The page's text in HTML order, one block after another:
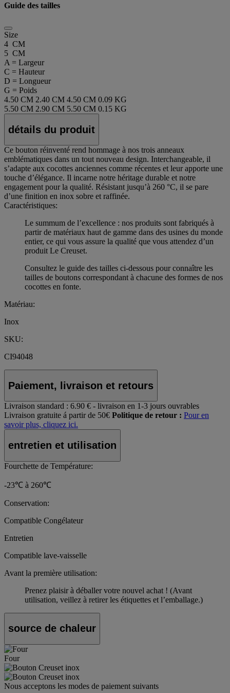
Guide des tailles
Size
4 CM
5 CM
A = Largeur
C = Hauteur
D = Longueur
G = Poids
4.50 CM 2.40 CM 4.50 CM 0.09 KG
5.50 CM 2.90 CM 5.50 CM 0.15 KG
détails du produit
Ce bouton réinventé rend hommage à nos trois anneaux
emblématiques dans un tout nouveau design. Interchangeable, il
s’adapte aux cocottes anciennes comme récentes et leur apporte une
touche d’élégance. Il incarne notre héritage durable et notre
engagement pour la qualité. Résistant jusqu’à 260 °C, il se pare
d’une finition en inox sobre et raffinée.
Caractéristiques:
Le summum de l’excellence : nos produits sont fabriqués à
partir de matériaux haut de gamme dans des usines du monde
entier, ce qui vous assure la qualité que vous attendez d’un
produit Le Creuset.
Consultez le guide des tailles ci-dessous pour connaître les
tailles de boutons correspondant à chacune des formes de nos
cocottes en fonte.
Matériau:
Inox
SKU:
CI94048
Paiement, livraison et retours
Livraison standard : 6.90 € - livraison en 1-3 jours ouvrables
Livraison gratuite á partir de 50€ Politique de retour : Pour en
savoir plus, cliquez ici.
entretien et utilisation
Fourchette de Température:
-23℃ à 260℃
Conservation:
Compatible Congélateur
Entretien
Compatible lave-vaisselle
Avant la première utilisation:
Prenez plaisir à déballer votre nouvel achat ! (Avant
utilisation, veillez à retirer les étiquettes et l’emballage.)
source de chaleur
Four
Nous acceptons les modes de paiement suivants